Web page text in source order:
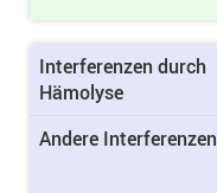
Interferenzen durch
Hämolyse
Andere Interferenzen